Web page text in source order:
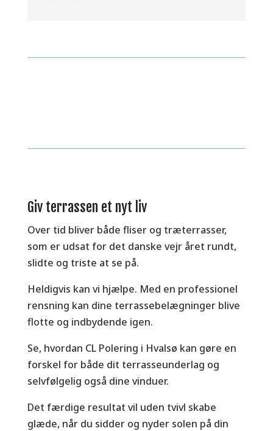
Giv terrassen et nyt liv
Over tid bliver både fliser og træterrasser,
som er udsat for det danske vejr året rundt,
slidte og triste at se på.
Heldigvis kan vi hjælpe. Med en professionel
rensning kan dine terrassebelægninger blive
flotte og indbydende igen.
Se, hvordan CL Polering i Hvalsø kan gøre en
forskel for både dit terrasseunderlag og
selvfølgelig også dine vinduer.
Det færdige resultat vil uden tvivl skabe
glæde, når du sidder og nyder solen på din